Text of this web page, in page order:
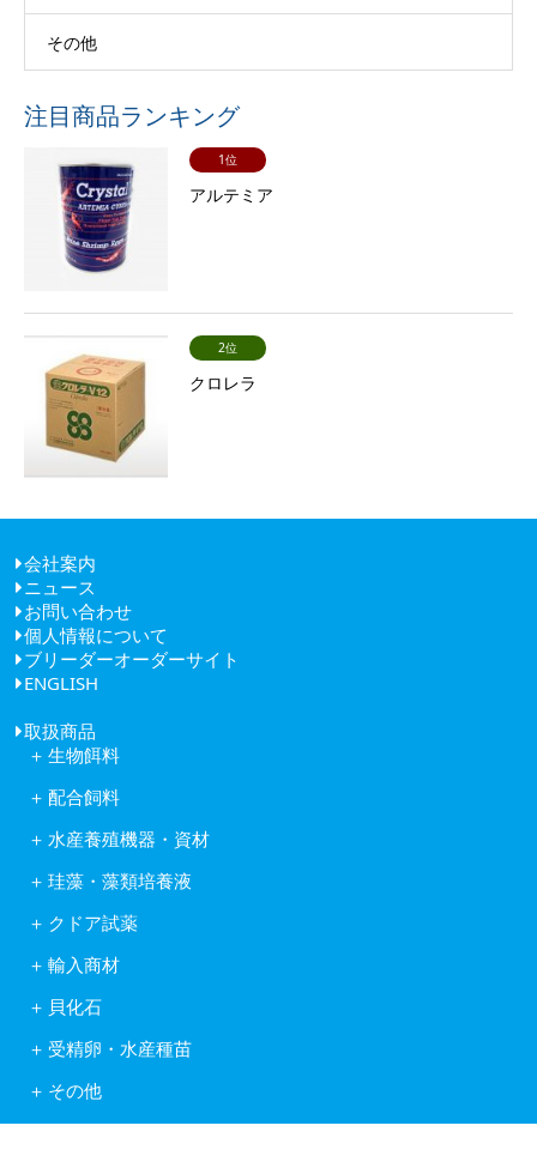
その他
注目商品ランキング
1位
アルテミア
2位
クロレラ
会社案内
ごあいさつ
経営理念
健康経営
会社概要
アクセス
ニュース
お問い合わせ
個人情報について
ブリーダーオーダーサイト
ENGLISH
取扱商品
生物餌料
ワムシ
アルテミア
コペポーダ
タマミジンコ休眠卵
配合飼料
株式会社ヒガシマル
フィード・ワン株式会社
林兼産業株式会社
日本農産工業株式会社
水産養殖機器・資材
岩崎紫外線殺菌システム
水産用酸素ガス発生装置
活魚移送用ポンプピンピンZ型
自動給餌機
ソフテックス
酸素発生器オージネーター601
水底清掃ロボット
フィッシュカウンター
珪藻・藻類培養液
藻類培養液KW21
含水ケイ酸ゲルカルチャー
Reed Mariculture社製品
クドア試薬
輸入商材
アルテミア
コペポーダ
Reed Mariculture社製品
貝化石
フィッシュグリーン
リヴァイタルグリーン
受精卵・水産種苗
水産種苗
その他